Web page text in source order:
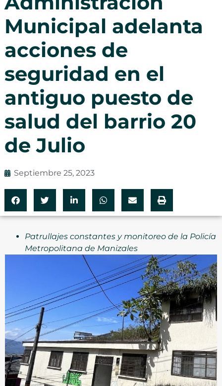
Municipal adelanta
acciones de
seguridad en el
antiguo puesto de
salud del barrio 20
de Julio
Septiembre 25, 2023
Patrullajes constantes y monitoreo de la Policía
Metropolitana de Manizales